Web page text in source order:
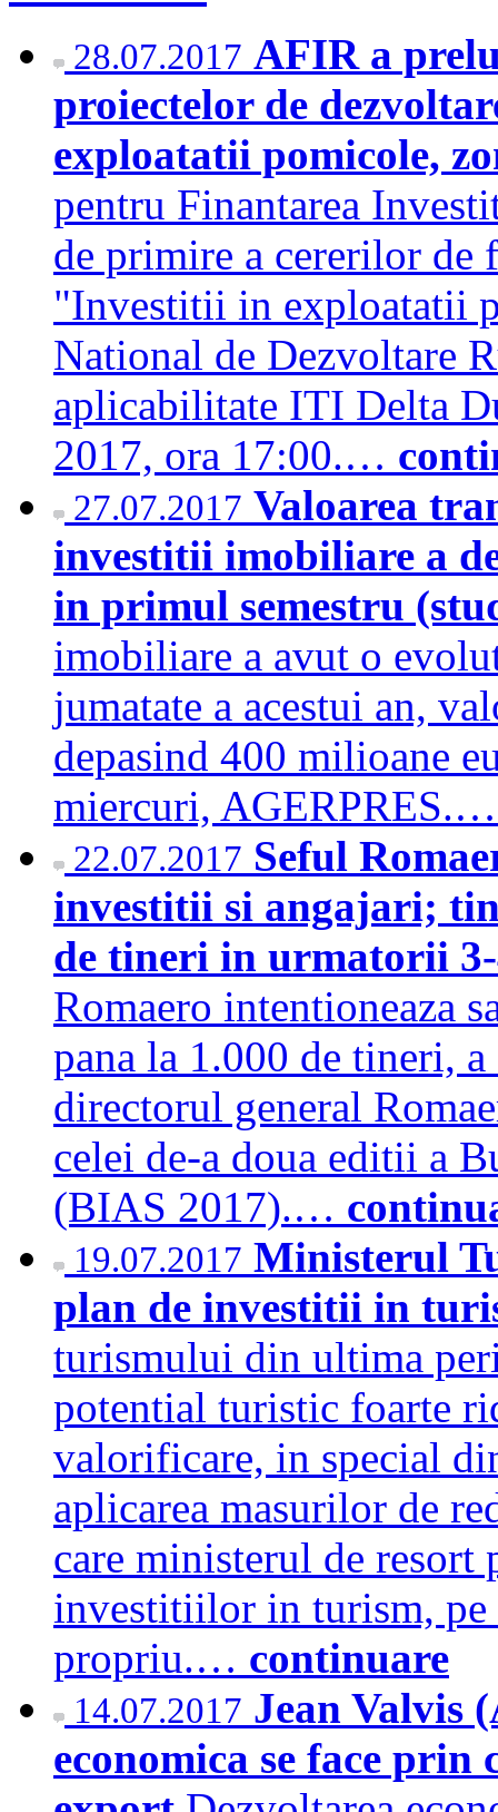
28.07.2017 AFIR a
proiectelor de
exploatatii pomicole,
pentru Finantarea
de primire a cererilor de
"Investitii in exploatatii
National de Dezvoltare
aplicabilitate ITI Delta
2017, ora 17:00.…
27.07.2017 Valoarea
investitii imobiliare a
in primul semestru
imobiliare a avut o
jumatate a acestui an,
depasind 400 milioane
miercuri,
22.07.2017 Seful
investitii si angajari;
de tineri in urmatorii
Romaero intentioneaza
pana la 1.000 de tineri,
directorul general
celei de-a doua editii a
(BIAS 2017).…
19.07.2017 Ministerul
plan de investitii in
turismului din ultima
potential turistic foarte
valorificare, in special
aplicarea masurilor de
care ministerul de resort
investitiilor in turism, pe
propriu.… continuare
14.07.2017 Jean Valvis
economica se face